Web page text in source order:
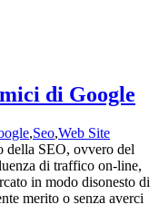
di Google
,Seo,Web Site
della SEO, ovvero del
di traffico on-line,
in modo disonesto di
merito o senza averci